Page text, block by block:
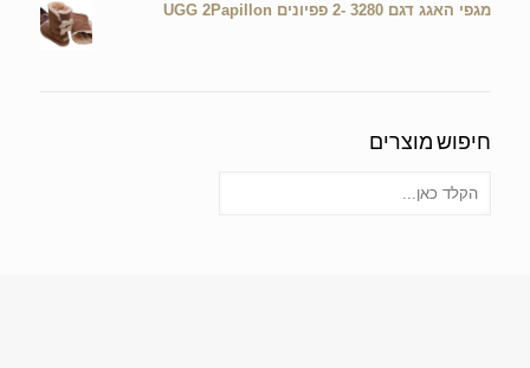
מגפי האגג דגם 3280 -2 פפיונים UGG 2Papillon
חיפוש מוצרים